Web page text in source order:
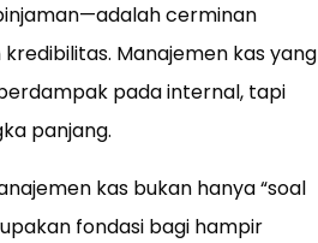
cerminan
Manajemen kas yang
pada internal, tapi
panjang.
kas bukan hanya “soal
fondasi bagi hampir